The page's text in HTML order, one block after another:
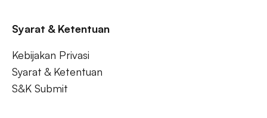
Syarat & Ketentuan
Kebijakan Privasi
Syarat & Ketentuan
S&K Submit